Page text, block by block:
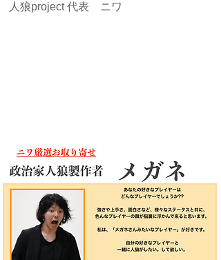
​人狼project 代表 ニワ